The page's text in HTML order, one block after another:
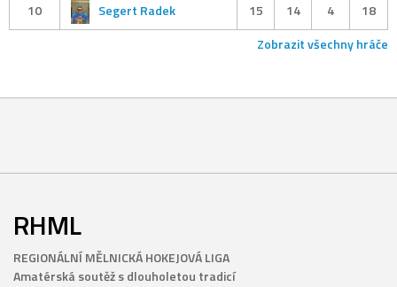
10
Segert Radek 15 14 4
18
Zobrazit všechny hráče
RHML
REGIONÁLNÍ MĚLNICKÁ HOKEJOVÁ LIGA
Amatérská soutěž s dlouholetou tradicí